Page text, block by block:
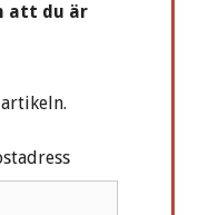
att du är